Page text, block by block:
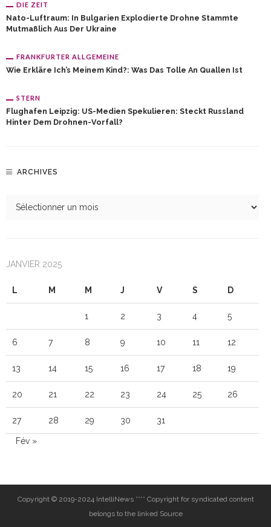
DIE ZEIT
Nato-Luftraum: In Bulgarien Explodierte Drohne Stammte
Mutmaßlich Aus Der Ukraine
FRANKFURTER ALLGEMEINE
Wie Erkläre Ich’s Meinem Kind?: Was Das Tolle An Quallen Ist
STERN
Flughafen Leipzig: US-Medien Spekulieren: Steckt Russland
Hinter Dem Drohnen-Vorfall?
ARCHIVES
JANVIER 2025
L M M J V S D
1 2 3 4 5
6 7 8 9 10 11 12
13 14 15 16 17 18 19
20 21 22 23 24 25 26
27 28 29 30 31
Fév »
Copyright © 2019-2024 IntelliNews **** Copyright for syndicated content
belongs to the linked Source